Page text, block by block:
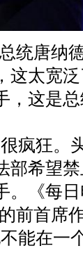
统唐纳
这太宽
，这是
疯狂。
部希望
。《每
前首席
能在一